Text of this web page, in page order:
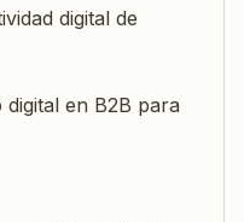
digital de
digital en B2B para